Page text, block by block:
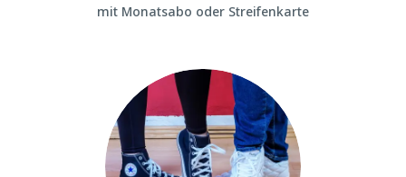
mit Monatsabo oder Streifenkarte